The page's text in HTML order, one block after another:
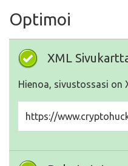
Optimoi
XML
Hienoa, sivustossasi on
https://